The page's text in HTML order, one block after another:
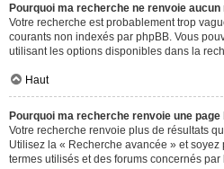
Pourquoi ma recherche ne renvoie aucun
Votre recherche est probablement trop
courants non indexés par phpBB. Vous
utilisant les options disponibles dans la
Haut
Pourquoi ma recherche renvoie une page
Votre recherche renvoie plus de résultats
Utilisez la « Recherche avancée » et
termes utilisés et des forums concernés par